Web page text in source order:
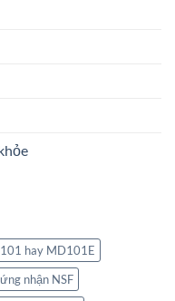
hay MD101E
nhận NSF